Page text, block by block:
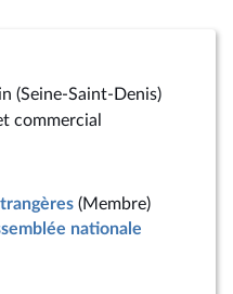
(Seine-Saint-Denis)
commercial
(Membre)
nationale